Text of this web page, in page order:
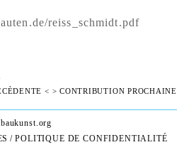
reiss_schmidt.pdf
< > CONTRIBUTION PROCHAINE
/ POLITIQUE DE CONFIDENTIALITÉ